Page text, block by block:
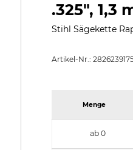
.325", 1,3
Stihl Sägekette
Artikel-Nr.:
Menge
ab 0